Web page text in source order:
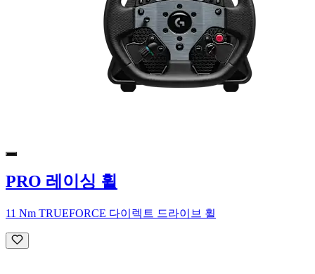
PRO 레이싱 휠
11 Nm TRUEFORCE 다이렉트 드라이브 휠